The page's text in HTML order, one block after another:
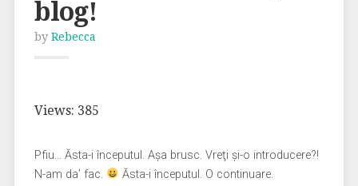
blog!
by Rebecca
Views: 385
Pfiu… Ăsta-i începutul. Aşa brusc. Vreţi şi-o introducere?!
N-am da’ fac.
Ăsta-i începutul. O continuare.